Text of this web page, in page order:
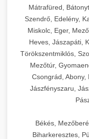
Mátrafüred,
Szendrő, Edelény,
Miskolc, Eger,
Heves, Jászapáti,
Törökszentmiklós,
Mezőtúr,
Csongrád, Abony,
Jászfényszaru,
Békés,
Biharkeresztes,